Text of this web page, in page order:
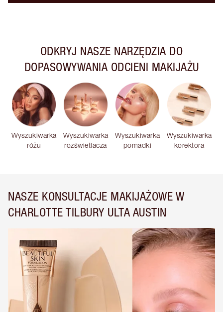
ODKRYJ NASZE NARZĘDZIA DO
DOPASOWYWANIA ODCIENI MAKIJAŻU
Wyszukiwarka
różu
Wyszukiwarka
rozświetlacza
Wyszukiwarka
pomadki
Wyszukiwarka
korektora
NASZE KONSULTACJE MAKIJAŻOWE W
CHARLOTTE TILBURY ULTA AUSTIN